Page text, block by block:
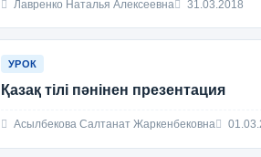
Лавренко Наталья Алексеевна 31.03.2018
УРОК
Қазақ тілі пәнінен презентация
Асылбекова Салтанат Жаркенбековна